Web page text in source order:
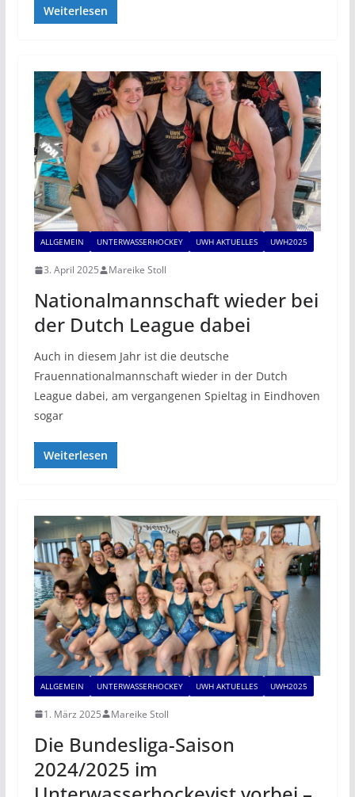
Weiterlesen
ALLGEMEIN UNTERWASSERHOCKEY UWH AKTUELLES UWH2025
3. April 2025 Mareike Stoll
Nationalmannschaft wieder bei
der Dutch League dabei
Auch in diesem Jahr ist die deutsche
Frauennationalmannschaft wieder in der Dutch
League dabei, am vergangenen Spieltag in Eindhoven
sogar
Weiterlesen
ALLGEMEIN UNTERWASSERHOCKEY UWH AKTUELLES UWH2025
1. März 2025 Mareike Stoll
Die Bundesliga-Saison
2024/2025 im